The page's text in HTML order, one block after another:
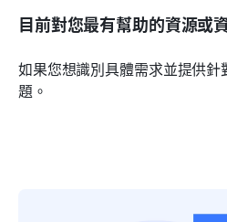
目前對您最有幫助的資源或
如果您想識別具體需求並提供
題。